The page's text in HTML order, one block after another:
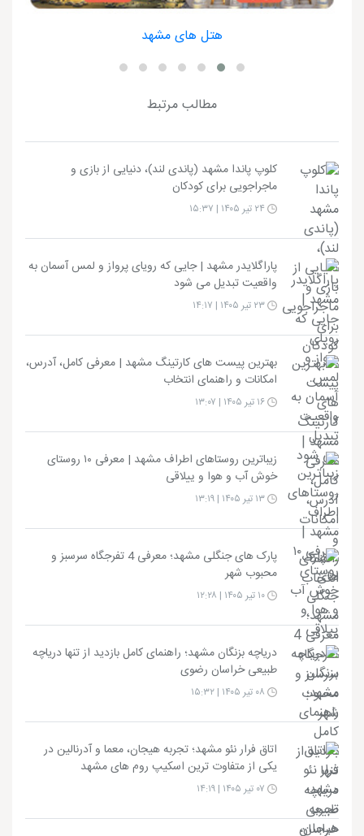
هتل های مشهد
مطالب مرتبط
کلوپ پاندا مشهد (پاندی لند)، دنیایی از بازی و
ماجراجویی برای کودکان
پاراگلایدر مشهد | جایی که رویای پرواز و لمس آسمان به
واقعیت تبدیل می شود
بهترین پیست های کارتینگ مشهد | معرفی کامل، آدرس،
امکانات و راهنمای انتخاب
زیباترین روستاهای اطراف مشهد | معرفی ۱۰ روستای
خوش آب و هوا و ییلاقی
پارک های جنگلی مشهد؛ معرفی 4 تفرجگاه سرسبز و
محبوب شهر
دریاچه بزنگان مشهد؛ راهنمای کامل بازدید از تنها دریاچه
طبیعی خراسان رضوی
اتاق فرار نئو مشهد؛ تجربه هیجان، معما و آدرنالین در
یکی از متفاوت ترین اسکیپ روم های مشهد